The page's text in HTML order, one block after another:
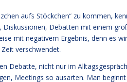
aufs Stöckchen“ zu kommen,
Diskussionen, Debatten mit einem
mit negativem Ergebnis, denn es
verschwendet.
Debatte, nicht nur im
Meetings so ausarten. Man